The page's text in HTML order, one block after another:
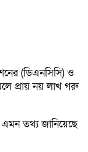
(ডিএনসিসি) ও
প্রায় নয় লাখ গরু
তথ্য জানিয়েছে